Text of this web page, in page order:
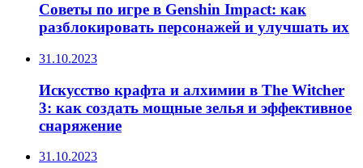
Советы по игре в Genshin Impact: как
разблокировать персонажей и улучшать их
31.10.2023
Искусство крафта и алхимии в The Witcher
3: как создать мощные зелья и эффективное
снаряжение
31.10.2023